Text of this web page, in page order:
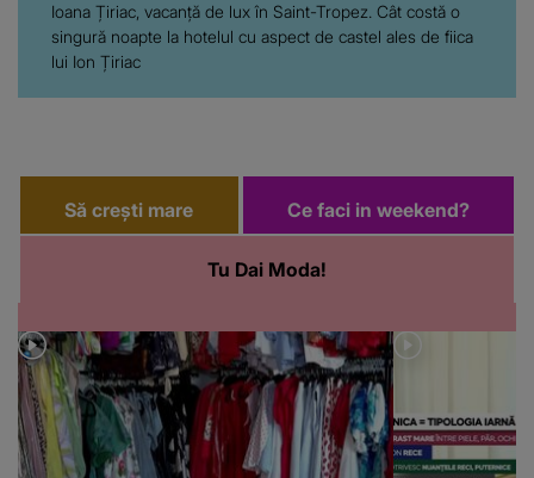
Ioana Țiriac, vacanță de lux în Saint-Tropez. Cât costă o
singură noapte la hotelul cu aspect de castel ales de fiica
lui Ion Țiriac
Să crești mare
Tu Dai Moda!
Ce faci in weekend?